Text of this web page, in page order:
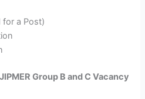
for a Post)
Group B and C Vacancy